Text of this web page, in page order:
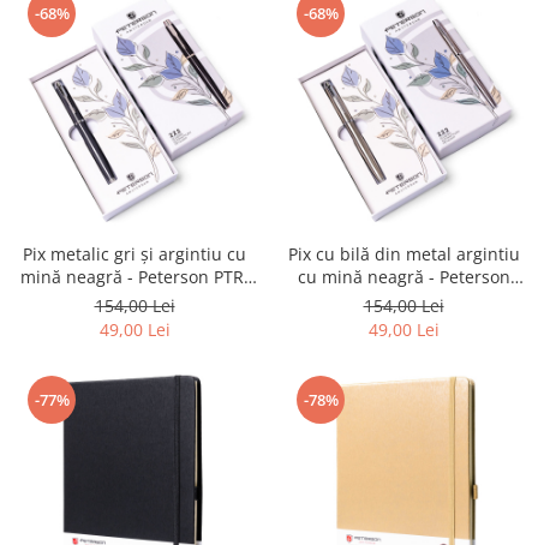
-68%
Pix metalic gri și argintiu cu
mină neagră - Peterson PTR-
PTN 222-GB-3260 GRAY
154,00 Lei
49,00 Lei
-68%
Pix cu bilă din metal argintiu
cu mină neagră - Peterson
PTR-PTN 222-GB-3277 SILV
154,00 Lei
49,00 Lei
-77% -78%